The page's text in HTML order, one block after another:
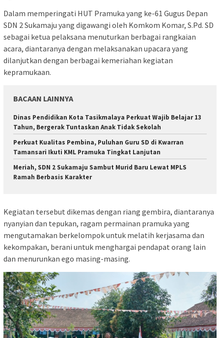
Dalam memperingati HUT Pramuka yang ke-61 Gugus Depan
SDN 2 Sukamaju yang digawangi oleh Komkom Komar, S.Pd. SD
sebagai ketua pelaksana menuturkan berbagai rangkaian
acara, diantaranya dengan melaksanakan upacara yang
dilanjutkan dengan berbagai kemeriahan kegiatan
kepramukaan.
BACAAN LAINNYA
Dinas Pendidikan Kota Tasikmalaya Perkuat Wajib Belajar 13
Tahun, Bergerak Tuntaskan Anak Tidak Sekolah
Perkuat Kualitas Pembina, Puluhan Guru SD di Kwarran
Tamansari Ikuti KML Pramuka Tingkat Lanjutan
Meriah, SDN 2 Sukamaju Sambut Murid Baru Lewat MPLS
Ramah Berbasis Karakter
Kegiatan tersebut dikemas dengan riang gembira, diantaranya
nyanyian dan tepukan, ragam permainan pramuka yang
mengutamakan berkelompok untuk melatih kerjasama dan
kekompakan, berani untuk menghargai pendapat orang lain
dan menurunkan ego masing-masing.